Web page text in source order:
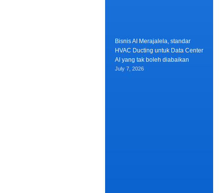
Bisnis AI Merajalela, standar
HVAC Ducting untuk Data Center
AI yang tak boleh diabaikan
July 7, 2026